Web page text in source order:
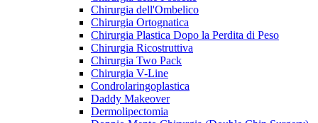
Chirurgia dell'Ombelico
Chirurgia Ortognatica
Chirurgia Plastica Dopo la Perdita di Peso
Chirurgia Ricostruttiva
Chirurgia Two Pack
Chirurgia V-Line
Condrolaringoplastica
Daddy Makeover
Dermolipectomia